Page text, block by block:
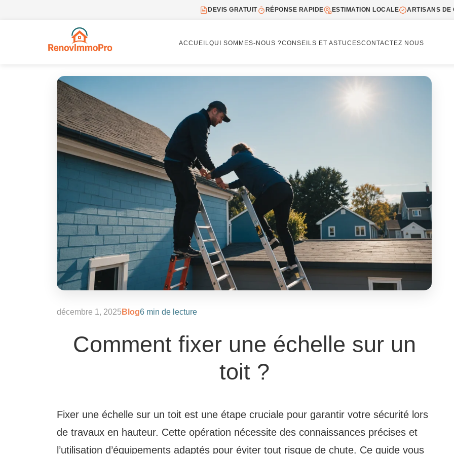
DEVIS GRATUIT RÉPONSE RAPIDE ESTIMATION LOCALE ARTISANS DE
ACCUEILQUI SOMMES-NOUS ?CONSEILS ET ASTUCESCONTACTEZ NOUS
décembre 1, 2025Blog6 min de lecture
Comment fixer une échelle sur un
toit ?
Fixer une échelle sur un toit est une étape cruciale pour garantir votre sécurité lors
de travaux en hauteur. Cette opération nécessite des connaissances précises et
l’utilisation d’équipements adaptés pour éviter tout risque de chute. Ce guide vous